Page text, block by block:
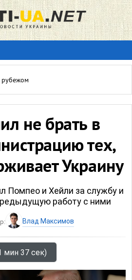
рубежом
не брать в
тех,
Украину
Помпео и Хейли за службу и
работу с ними
Влад Максимов
мин 37 сек)